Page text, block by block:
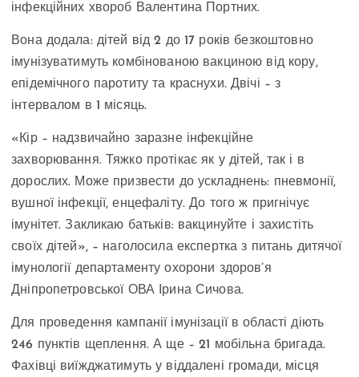
інфекційних хвороб Валентина Портних.
Вона додала: дітей від 2 до 17 років безкоштовно
імунізуватимуть комбінованою вакциною від кору,
епідемічного паротиту та краснухи. Двічі – з
інтервалом в 1 місяць.
«Кір – надзвичайно заразне інфекційне
захворювання. Тяжко протікає як у дітей, так і в
дорослих. Може призвести до ускладнень: пневмонії,
вушної інфекції, енцефаліту. До того ж пригнічує
імунітет. Закликаю батьків: вакцинуйте і захистіть
своїх дітей», – наголосила експертка з питань дитячої
імунології департаменту охорони здоров’я
Дніпропетровської ОВА Ірина Сичова.
Для проведення кампанії імунізації в області діють
246 пунктів щеплення. А ще – 21 мобільна бригада.
Фахівці виїжджатимуть у віддалені громади, місця